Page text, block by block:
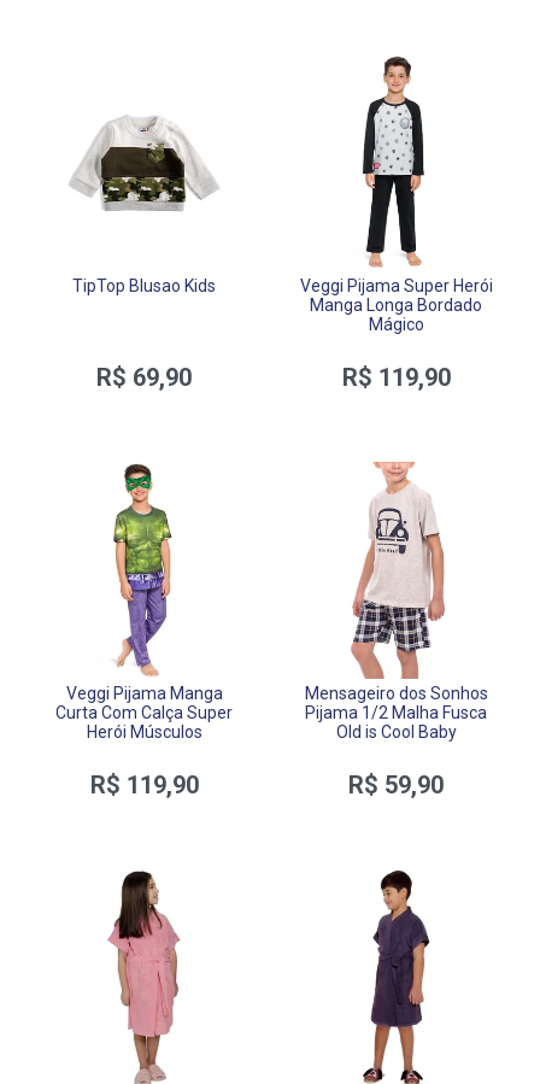
TipTop Blusao Kids
R$ 69,90
Veggi Pijama Super Herói
Manga Longa Bordado
Mágico
R$ 119,90
Veggi Pijama Manga
Curta Com Calça Super
Herói Músculos
R$ 119,90
Mensageiro dos Sonhos
Pijama 1/2 Malha Fusca
Old is Cool Baby
R$ 59,90